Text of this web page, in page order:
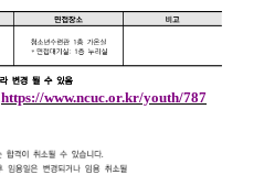
https://www.ncuc.or.kr/youth/787